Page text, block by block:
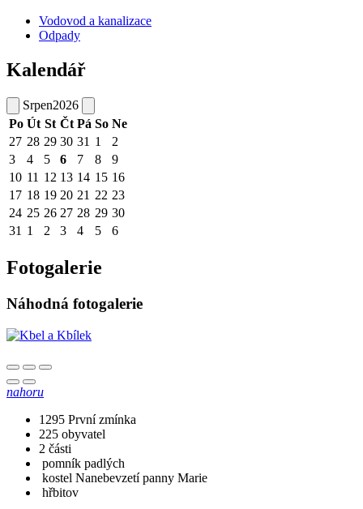
Vodovod a kanalizace
Odpady
Kalendář
Srpen2026
Po Út St Čt Pá So Ne
27 28 29 30 31 1
2
3
4 5 6 7 8
9
10 11 12 13 14 15 16
17 18 19 20 21 22 23
24 25 26 27 28 29 30
31 1 2 3 4 5 6
Fotogalerie
Náhodná fotogalerie
nahoru
1295 První zmínka
225 obyvatel
2 části
pomník padlých
kostel Nanebevzetí panny Marie
hřbitov